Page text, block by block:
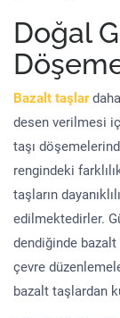
Doğal
Bazalt taşlar
desen verilmesi
taşı
rengindeki
taşların
edilmektedirler.
dendiğinde bazalt
çevre
bazalt taşlardan